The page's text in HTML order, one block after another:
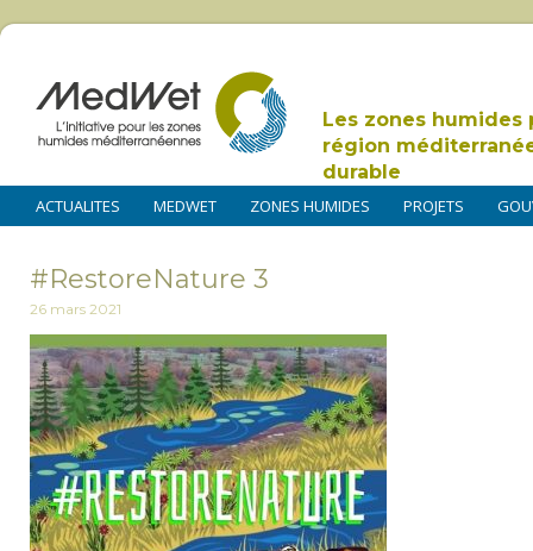
Les zones humides
région
durable
ACTUALITES MEDWET ZONES HUMIDES PROJETS
#RestoreNature 3
26 mars 2021